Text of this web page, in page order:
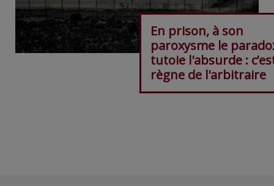
En prison, à son
paroxysme le
tutoie l'absurde :
règne de l'arbitraire